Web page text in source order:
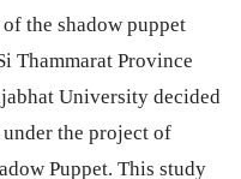
the shadow puppet
Thammarat Province
University decided
the project of
Puppet. This study